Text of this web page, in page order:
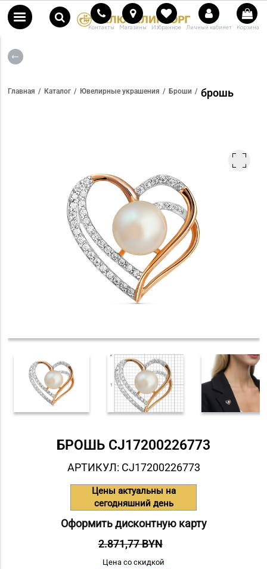
Контакты Магазины Избранное Личный кабинет Корзина
Главная Каталог Ювелирные украшения Броши брошь
БРОШЬ СJ17200226773
АРТИКУЛ: СJ17200226773
Цены актуальны на
сегодняшний день
Оформить дисконтную карту
2.871,77 BYN
Цена со скидкой